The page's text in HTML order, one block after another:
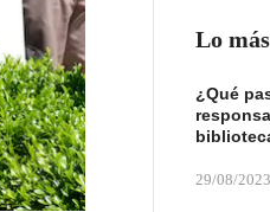
Lo
¿Qué
29/08/2023